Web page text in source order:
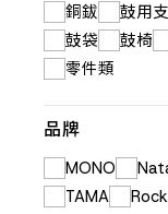
銅鈸
鼓用
鼓袋
鼓椅
零件類
品牌
MONO
TAMA